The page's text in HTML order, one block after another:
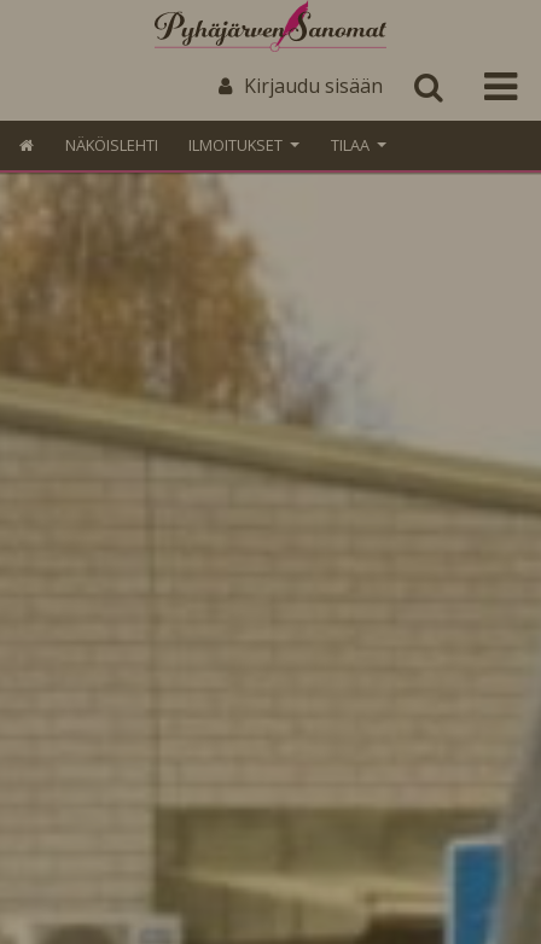
Kirjaudu sisään
NÄKÖISLEHTI ILMOITUKSET TILAA